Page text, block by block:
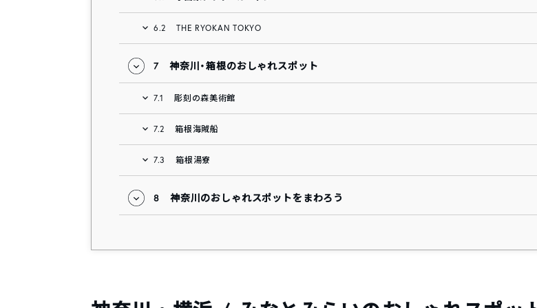
6.2 THE RYOKAN TOKYO
7 神奈川・箱根のおしゃれスポット
7.1 彫刻の森美術館
7.2 箱根海賊船
7.3 箱根湯寮
8 神奈川のおしゃれスポットをまわろう